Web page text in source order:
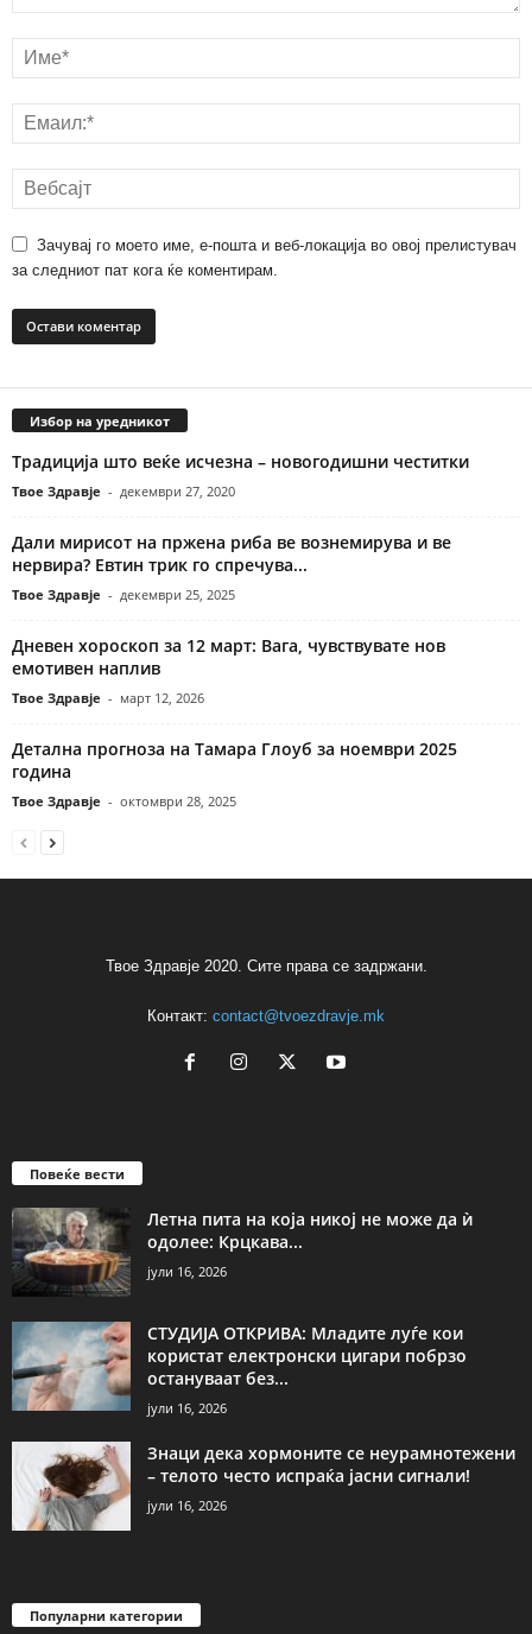
Зачувај го моето име, е-пошта и веб-локација во овој прелистувач
за следниот пат кога ќе коментирам.
Избор на уредникот
Традиција што веќе исчезна – новогодишни честитки
Твое Здравје - декември 27, 2020
Дали мирисот на пржена риба ве вознемирува и ве
нервира? Евтин трик го спречува...
Твое Здравје - декември 25, 2025
Дневен хороскоп за 12 март: Вага, чувствувате нов
емотивен наплив
Твое Здравје - март 12, 2026
Детална прогноза на Тамара Глоуб за ноември 2025
година
Твое Здравје - октомври 28, 2025
Твое Здравје 2020. Сите права се задржани.
Контакт: contact@tvoezdravje.mk
Повеќе вести
Летна пита на која никој не може да ѝ
одолее: Крцкава...
јули 16, 2026
СТУДИЈА ОТКРИВА: Младите луѓе кои
користат електронски цигари побрзо
остануваат без...
јули 16, 2026
Знаци дека хормоните се неурамнотежени
– телото често испраќа јасни сигнали!
јули 16, 2026
Популарни категории